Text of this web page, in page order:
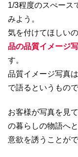
1/3程度のスぺース
みよう。
気を付けてほしいの
品の品質イメージ
す。
品質イメージ写真
で語るというもので
お客様が写真を見
の暮らしの物語へ
意欲を誘うことが